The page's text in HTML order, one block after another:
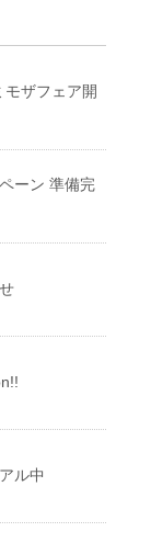
ザフェア開
ーン 準備完
ル中